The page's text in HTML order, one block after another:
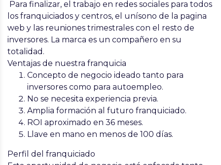
Para finalizar, el trabajo en redes sociales para todos
los franquiciados y centros, el unísono de la pagina
web y las reuniones trimestrales con el resto de
inversores. La marca es un compañero en su
totalidad.
Ventajas de nuestra franquicia
Concepto de negocio ideado tanto para
inversores como para autoempleo.
No se necesita experiencia previa.
Amplia formación al futuro franquiciado.
ROI aproximado en 36 meses.
Llave en mano en menos de 100 días.
Perfil del franquiciado